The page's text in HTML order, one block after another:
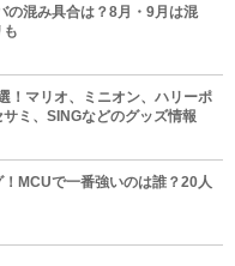
の混み具合は？8月・9月は混
！マリオ、ミニオン、ハリーポ
ミ、SINGなどのグッズ情報
MCUで一番強いのは誰？20人